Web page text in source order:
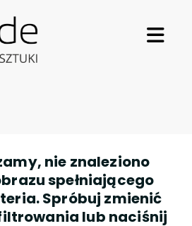
nie znaleziono
spełniającego
Spróbuj zmienić
lub naciśnij